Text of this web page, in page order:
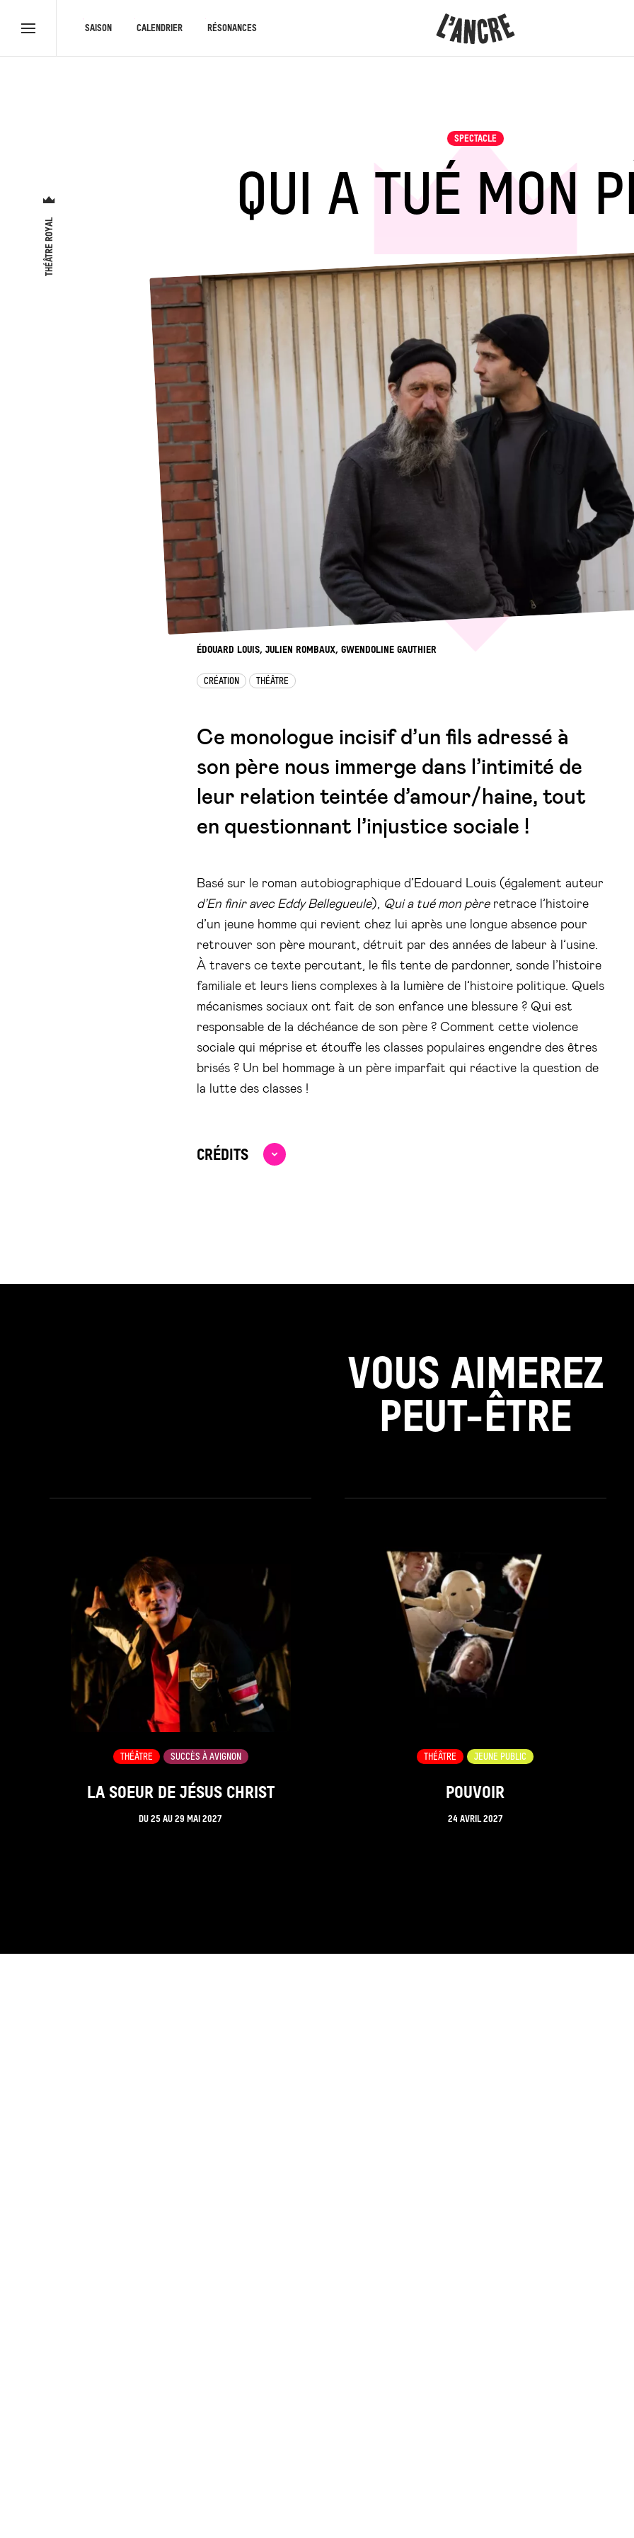
THÉÂTRE ROYAL
Menu
RACCOURCIS
SAISON CALENDRIER RÉSONANCES
QUI A TUÉ MON
SPECTACLE
ÉDOUARD LOUIS, JULIEN ROMBAUX, GWENDOLINE GAUTHIER
CRÉATION THÉÂTRE
Ce monologue incisif d’un fils adressé à
son père nous immerge dans l’intimité de
leur relation teintée d’amour/haine, tout
en questionnant l’injustice sociale !
Basé sur le roman autobiographique d’Edouard Louis (également auteur
d’En finir avec Eddy Bellegueule), Qui a tué mon pèreretrace l’histoire
d’un jeune homme qui revient chez lui après une longue absence pour
retrouver son père mourant, détruit par des années de labeur à l’usine.
À travers ce texte percutant, le fils tente de pardonner, sonde l’histoire
familiale et leurs liens complexes à la lumière de l’histoire politique. Quels
mécanismes sociaux ont fait de son enfance une blessure ? Qui est
responsable de la déchéance de son père ? Comment cette violence
sociale qui méprise et étouffe les classes populaires engendre des êtres
brisés ? Un bel hommage à un père imparfait qui réactive la question de
la lutte des classes !
CRÉDITS
VOUS AIMEREZ
PEUT-ÊTRE
LA SOEUR DE JÉSUS CHRIST
DU25 AU29 MAI 2027
THÉÂTRE SUCCÈS À AVIGNON
POUVOIR
24 AVRIL 2027
THÉÂTRE JEUNE PUBLIC